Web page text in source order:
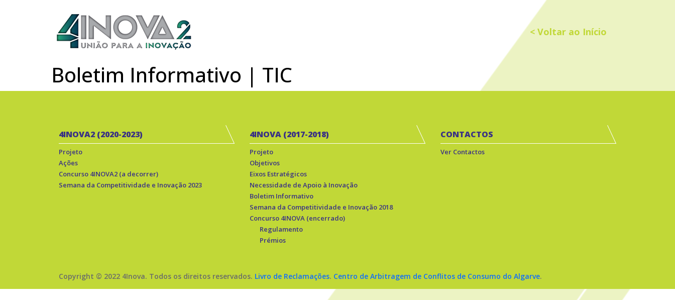
< Voltar ao Início
Boletim Informativo | TIC
4INOVA2 (2020-2023)
Projeto
Ações
Concurso 4INOVA2 (a decorrer)
Semana da Competitividade e Inovação 2023
4INOVA (2017-2018)
Projeto
Objetivos
Eixos Estratégicos
Necessidade de Apoio à Inovação
Boletim Informativo
Semana da Competitividade e Inovação 2018
Concurso 4INOVA (encerrado)
Regulamento
Prémios
CONTACTOS
Ver Contactos
Copyright © 2022 4Inova. Todos os direitos reservados. Livro de Reclamações. Centro de Arbitragem de Conflitos de Consumo do Algarve.